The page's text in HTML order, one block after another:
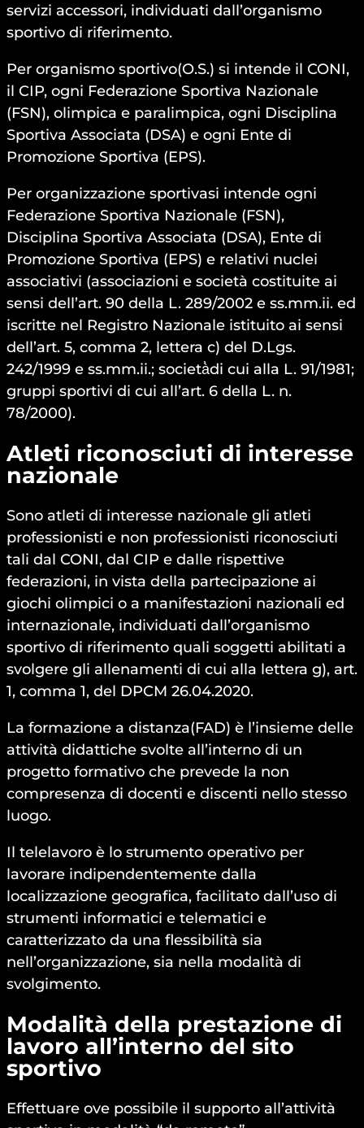
servizi accessori, individuati dall’organismo
sportivo di riferimento.
Per organismo sportivo(O.S.) si intende il CONI,
il CIP, ogni Federazione Sportiva Nazionale
(FSN), olimpica e paralimpica, ogni Disciplina
Sportiva Associata (DSA) e ogni Ente di
Promozione Sportiva (EPS).
Per organizzazione sportivasi intende ogni
Federazione Sportiva Nazionale (FSN),
Disciplina Sportiva Associata (DSA), Ente di
Promozione Sportiva (EPS) e relativi nuclei
associativi (associazioni e società costituite ai
sensi dell’art. 90 della L. 289/2002 e ss.mm.ii. ed
iscritte nel Registro Nazionale istituito ai sensi
dell’art. 5, comma 2, lettera c) del D.Lgs.
242/1999 e ss.mm.ii.; società̀di cui alla L. 91/1981;
gruppi sportivi di cui all’art. 6 della L. n.
78/2000).
Atleti riconosciuti di interesse
nazionale
Sono atleti di interesse nazionale gli atleti
professionisti e non professionisti riconosciuti
tali dal CONI, dal CIP e dalle rispettive
federazioni, in vista della partecipazione ai
giochi olimpici o a manifestazioni nazionali ed
internazionale, individuati dall’organismo
sportivo di riferimento quali soggetti abilitati a
svolgere gli allenamenti di cui alla lettera g), art.
1, comma 1, del DPCM 26.04.2020.
La formazione a distanza(FAD) è l’insieme delle
attività didattiche svolte all’interno di un
progetto formativo che prevede la non
compresenza di docenti e discenti nello stesso
luogo.
Il telelavoro è lo strumento operativo per
lavorare indipendentemente dalla
localizzazione geografica, facilitato dall’uso di
strumenti informatici e telematici e
caratterizzato da una flessibilità sia
nell’organizzazione, sia nella modalità di
svolgimento.
Modalità della prestazione di
lavoro all’interno del sito
sportivo
Effettuare ove possibile il supporto all’attività